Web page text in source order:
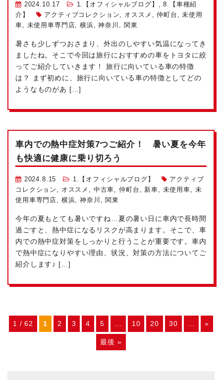
2024.10.17 1.【オフィシャルブログ】 ,8.【車種紹
介】
アクティブコレクション オススメ ,仲町台 ,未使用
車
未使用車専門店 ,横浜 ,神奈川 関東
暑さも少しずつおさまり、外出のしやすい気温になってき
ましたね。そこで今回は旅行におすすめの車をトヨタに絞
ってご紹介していきます！ 旅行に向いている車の特徴
は？ まず初めに、旅行に向いている車の特徴としてどの
ようなものがあ […]
車内での熱中症対策7つご紹介！ 暑い夏を今年
も快適に健康に乗り切ろう
2024.8.15 1.【オフィシャルブログ】
アクティブ
コレクション
オススメ 中古車 ,仲町台 新車 未使用車
未
使用車専門店
横浜 ,神奈川 関東
今年の夏もとても暑いですね…夏の暑い日に車内で長時間
過ごすと、熱中症になるリスクが高まります。そこで、車
内での熱中症対策をしっかりと行うことが重要です。車内
で熱中症になりやすい理由、状況、対策の方法についてご
紹介します♪ […]
1 / 62 1 2 3 4 5 10 20 30 »
最後 »